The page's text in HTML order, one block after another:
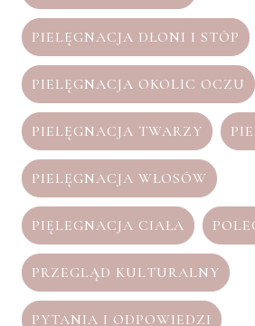
PIELĘGNACJA DŁONI I STÓP
PIELĘGNACJA OKOLIC OCZU
PIELĘGNACJA TWARZY
PIELĘGNACJA WŁOSÓW
PIĘLEGNACJA CIAŁA
PRZEGLĄD KULTURALNY
PYTANIA I ODPOWIEDZI